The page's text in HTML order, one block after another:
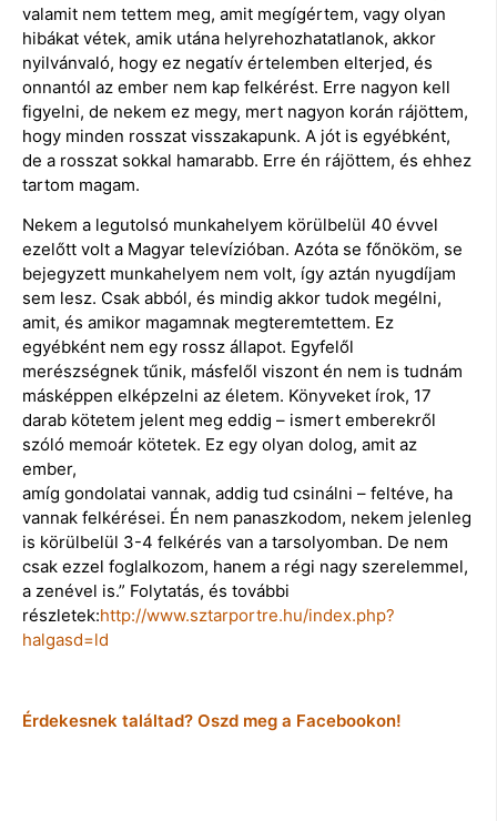
valamit nem tettem meg, amit megígértem, vagy olyan
hibákat vétek, amik utána helyrehozhatatlanok, akkor
nyilvánvaló, hogy ez negatív értelemben elterjed, és
onnantól az ember nem kap felkérést. Erre nagyon kell
figyelni, de nekem ez megy, mert nagyon korán rájöttem,
hogy minden rosszat visszakapunk. A jót is egyébként,
de a rosszat sokkal hamarabb. Erre én rájöttem, és ehhez
tartom magam.
Nekem a legutolsó munkahelyem körülbelül 40 évvel
ezelőtt volt a Magyar televízióban. Azóta se főnököm, se
bejegyzett munkahelyem nem volt, így aztán nyugdíjam
sem lesz. Csak abból, és mindig akkor tudok megélni,
amit, és amikor magamnak megteremtettem. Ez
egyébként nem egy rossz állapot. Egyfelől
merészségnek tűnik, másfelől viszont én nem is tudnám
másképpen elképzelni az életem. Könyveket írok, 17
darab kötetem jelent meg eddig – ismert emberekről
szóló memoár kötetek. Ez egy olyan dolog, amit az
ember,
amíg gondolatai vannak, addig tud csinálni – feltéve, ha
vannak felkérései. Én nem panaszkodom, nekem jelenleg
is körülbelül 3-4 felkérés van a tarsolyomban. De nem
csak ezzel foglalkozom, hanem a régi nagy szerelemmel,
a zenével is.” Folytatás, és további
részletek:http://www.sztarportre.hu/index.php?
halgasd=ld
Érdekesnek találtad? Oszd meg a Facebookon!